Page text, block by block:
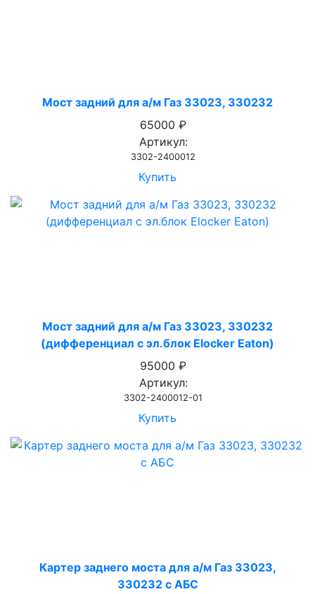
Мост задний для а/м Газ 33023, 330232
65000 ₽
Артикул:
3302-2400012
Купить
Мост задний для а/м Газ 33023, 330232
(дифференциал с эл.блок Elocker Eaton)
95000 ₽
Артикул:
3302-2400012-01
Купить
Картер заднего моста для а/м Газ 33023,
330232 с АБС